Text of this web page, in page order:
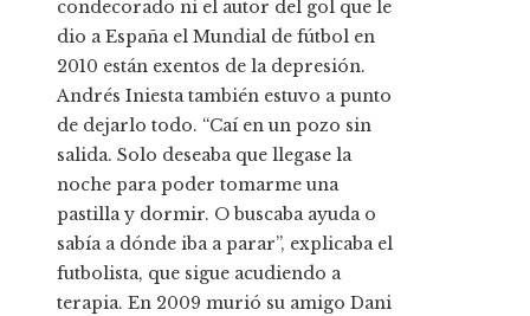
condecorado ni el autor del gol que le
dio a España el Mundial de fútbol en
2010 están exentos de la depresión.
Andrés Iniesta también estuvo a punto
de dejarlo todo. “Caí en un pozo sin
salida. Solo deseaba que llegase la
noche para poder tomarme una
pastilla y dormir. O buscaba ayuda o
sabía a dónde iba a parar”, explicaba el
futbolista, que sigue acudiendo a
terapia. En 2009 murió su amigo Dani